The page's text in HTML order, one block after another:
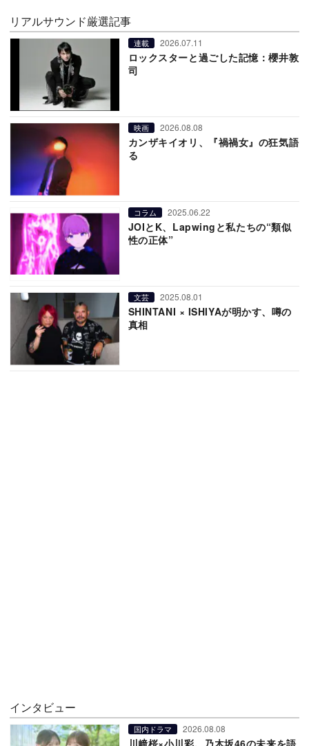
リアルサウンド厳選記事
連載 2026.07.11
ロックスターと過ごした記憶：櫻井敦
司
映画 2026.08.08
カンザキイオリ、『禍禍女』の狂気語
る
コラム 2025.06.22
JOIとK、Lapwingと私たちの“類似
性の正体”
文芸 2025.08.01
SHINTANI × ISHIYAが明かす、噂の
真相
インタビュー
国内ドラマ 2026.08.08
川﨑桜×小川彩、乃木坂46の未来を語